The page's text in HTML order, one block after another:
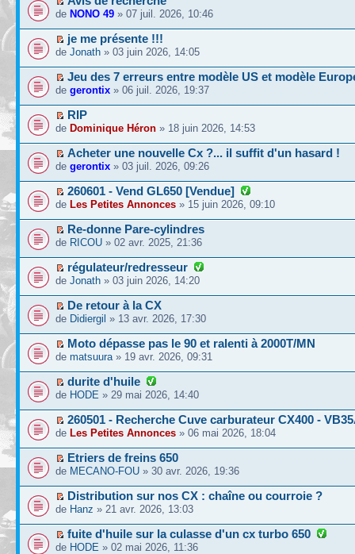
de NONO 49 » 07 juil. 2026, 10:46
je me présente !!!
de Jonath » 03 juin 2026, 14:05
Jeu des 7 erreurs entre modèle US et modèle
de gerontix » 06 juil. 2026, 19:37
RIP
de Dominique Héron » 18 juin 2026, 14:53
Acheter une nouvelle Cx ?... il suffit d'un hasard !
de gerontix » 03 juil. 2026, 09:26
260601 - Vend GL650 [Vendue]
de Les Petites Annonces » 15 juin 2026, 09:10
Re-donne Pare-cylindres
de RICOU » 02 avr. 2025, 21:36
régulateur/redresseur
de Jonath » 03 juin 2026, 14:20
De retour à la CX
de Didiergil » 13 avr. 2026, 17:30
Moto dépasse pas le 90 et ralenti à 2000T/MN
de matsuura » 19 avr. 2026, 09:31
durite d'huile
de HODE » 29 mai 2026, 14:40
260501 - Recherche Cuve carburateur CX400 -
de Les Petites Annonces » 06 mai 2026, 18:04
Etriers de freins 650
de MECANO-FOU » 30 avr. 2026, 19:36
Distribution sur nos CX : chaîne ou courroie ?
de Hanz » 21 avr. 2026, 13:03
fuite d'huile sur la culasse d'un cx turbo 650
de HODE » 02 mai 2026, 11:36